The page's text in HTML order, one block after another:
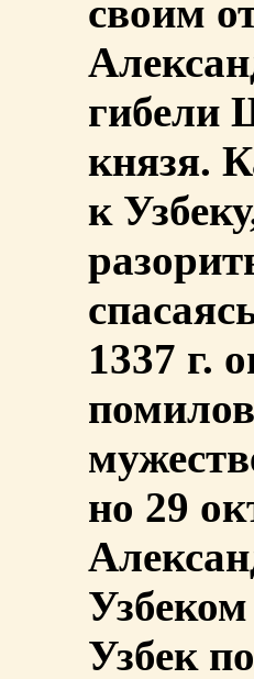
своим
гибели
князя.
к
1337 г.
но 29
Узбек